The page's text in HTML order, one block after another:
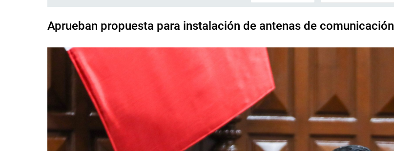
Aprueban propuesta para instalación de antenas de comunicación